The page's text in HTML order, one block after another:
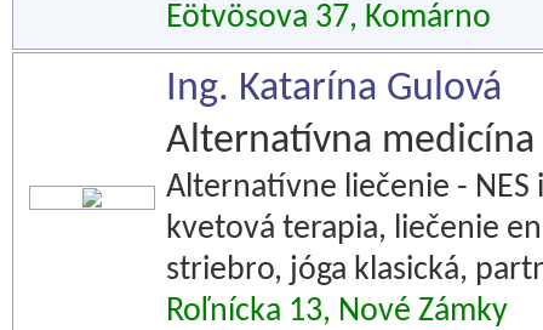
Eötvösova 37, Komárno
Ing. Katarína Gulová
Alternatívna medicína
Alternatívne liečenie -
kvetová terapia, liečenie
striebro, jóga klasická,
Roľnícka 13, Nové Zámky